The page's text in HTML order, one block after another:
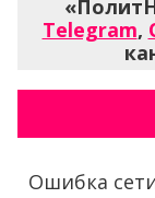
Telegram,
Ошибка